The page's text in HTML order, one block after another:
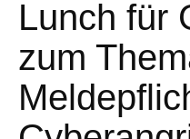
Lunch für
zum